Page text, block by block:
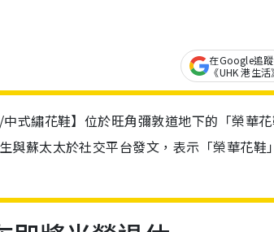
在Google追蹤
《UHK 港生活
式繡花鞋】位於旺角彌敦道地下的「榮華
與蘇太太於社交平台發文，表示「榮華花鞋